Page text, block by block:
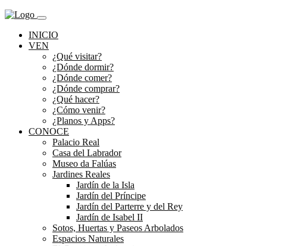
INICIO
VEN
¿Qué visitar?
¿Dónde dormir?
¿Dónde comer?
¿Dónde comprar?
¿Qué hacer?
¿Cómo venir?
¿Planos y Apps?
CONOCE
Palacio Real
Casa del Labrador
Museo da Falúas
Jardines Reales
Jardín de la Isla
Jardín del Príncipe
Jardín del Parterre y del Rey
Jardín de Isabel II
Sotos, Huertas y Paseos Arbolados
Espacios Naturales